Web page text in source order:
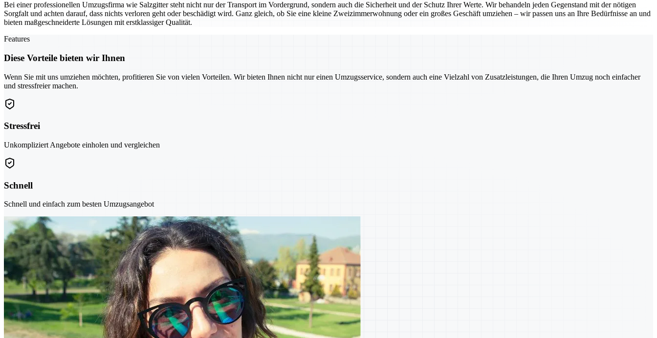
Bei einer professionellen Umzugsfirma wie Salzgitter steht nicht nur der Transport im Vordergrund, sondern auch die Sicherheit und der Schutz Ihrer Werte. Wir behandeln jeden Gegenstand mit der nötigen
Sorgfalt und achten darauf, dass nichts verloren geht oder beschädigt wird. Ganz gleich, ob Sie eine kleine Zweizimmerwohnung oder ein großes Geschäft umziehen – wir passen uns an Ihre Bedürfnisse an und
bieten maßgeschneiderte Lösungen mit erstklassiger Qualität.
Features
Diese Vorteile bieten wir Ihnen
Wenn Sie mit uns umziehen möchten, profitieren Sie von vielen Vorteilen. Wir bieten Ihnen nicht nur einen Umzugsservice, sondern auch eine Vielzahl von Zusatzleistungen, die Ihren Umzug noch einfacher
und stressfreier machen.
Stressfrei
Unkompliziert Angebote einholen und vergleichen
Schnell
Schnell und einfach zum besten Umzugsangebot